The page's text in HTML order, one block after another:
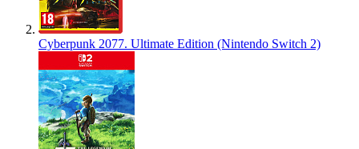
Cyberpunk 2077. Ultimate Edition (Nintendo Switch 2)